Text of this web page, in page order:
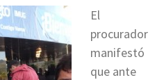
El
procurador
manifestó
que ante